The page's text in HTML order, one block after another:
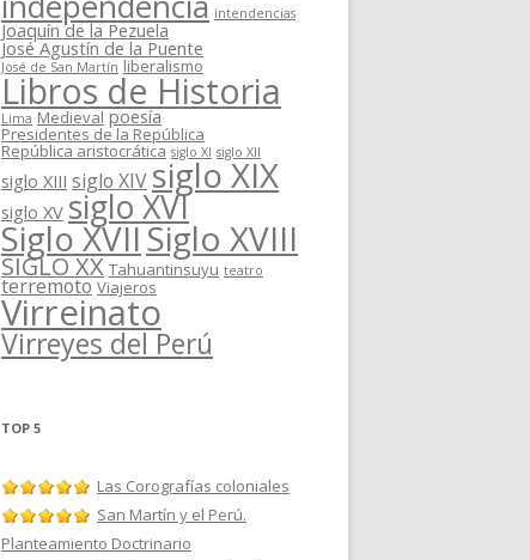
intendencias
Joaquín de la Pezuela
José Agustín de la Puente
José de San Martín liberalismo
Libros de Historia
Lima Medieval poesía
Presidentes de la República
República aristocrática siglo XI siglo XII
siglo XIII siglo XIVsiglo XIX
siglo XV siglo XVI
Siglo XVIISiglo XVIII
SIGLO XX Tahuantinsuyu teatro
terremoto Viajeros
Virreinato
Virreyes del Perú
TOP 5
Las Corografías coloniales
San Martín y el Perú.
Planteamiento Doctrinario